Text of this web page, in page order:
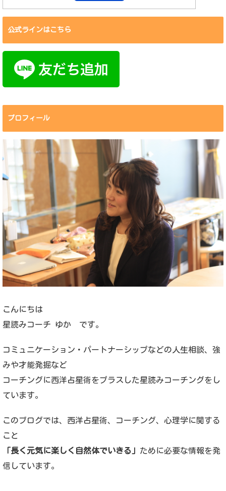
公式ラインはこちら
プロフィール
こんにちは
星読みコーチ ゆか です。
コミュニケーション・パートナーシップなどの人生相談、強
みや才能発掘など
コーチングに西洋占星術をプラスした星読みコーチングをし
ています。
このブログでは、西洋占星術、コーチング、心理学に関する
こと
「長く元気に楽しく自然体でいきる」 ために必要な情報を発
信しています。